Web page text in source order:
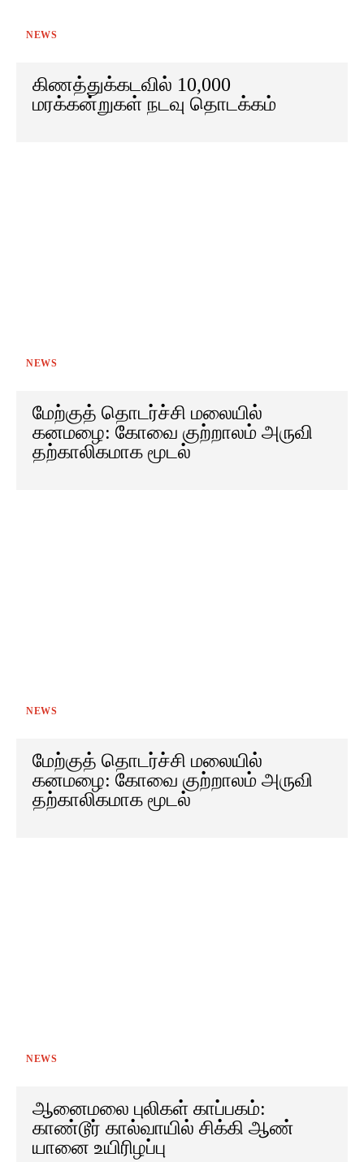
NEWS
கிணத்துக்கடவில் 10,000
மரக்கன்றுகள் நடவு தொடக்கம்
NEWS
மேற்குத் தொடர்ச்சி மலையில்
கனமழை: கோவை குற்றாலம் அருவி
தற்காலிகமாக மூடல்
NEWS
மேற்குத் தொடர்ச்சி மலையில்
கனமழை: கோவை குற்றாலம் அருவி
தற்காலிகமாக மூடல்
NEWS
ஆனைமலை புலிகள் காப்பகம்:
காண்டூர் கால்வாயில் சிக்கி ஆண்
யானை உயிரிழப்பு